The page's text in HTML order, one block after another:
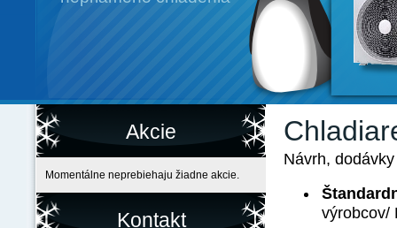
Akcie
Momentálne neprebiehaju žiadne akcie.
Kontakt
Návrh,
výrobcov/